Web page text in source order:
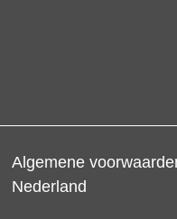
Algemene
Nederland